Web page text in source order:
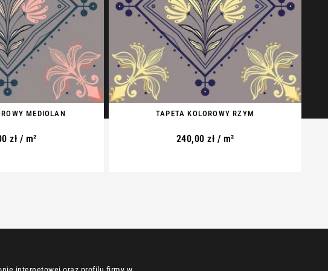
MEDIOLAN
zł / m²
TAPETA KOLOROWY RZYM
240,00 zł / m²